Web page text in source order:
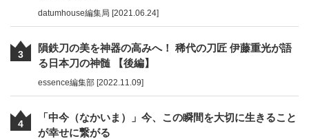
datumhouse編集局 [2021.06.24]
3
隕鉄刀の美を神器の高みへ！ 稀代の刀匠 伊藤重光が語
る日本刀の神髄 【後編】
essence編集部 [2022.11.09]
4
「中今（なかいま）」今、この瞬間を大切に生きること
が幸せに繋がる